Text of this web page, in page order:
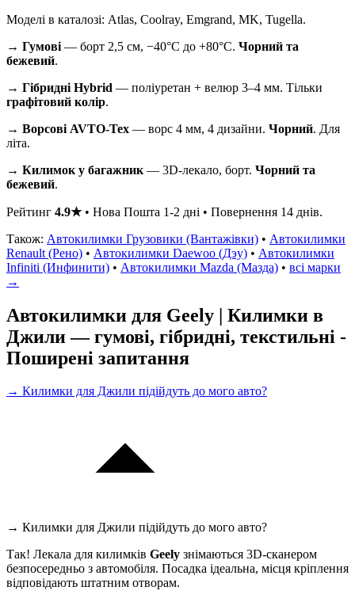
Моделі в каталозі: Atlas, Coolray, Emgrand, MK, Tugella.
→ Гумові — борт 2,5 см, −40°C до +80°C. Чорний та
бежевий.
→ Гібридні Hybrid — поліуретан + велюр 3–4 мм. Тільки
графітовий колір.
→ Ворсові AVTO-Tex — ворс 4 мм, 4 дизайни. Чорний. Для
літа.
→ Килимок у багажник — 3D-лекало, борт. Чорний та
бежевий.
Рейтинг 4.9★• Нова Пошта 1-2 дні • Повернення 14 днів.
Також: Автокилимки Грузовики (Вантажівки) • Автокилимки
Renault (Рено) • Автокилимки Daewoo (Дэу) • Автокилимки
Infiniti (Инфинити) • Автокилимки Mazda (Мазда) • всі марки
→
Автокилимки для Geely | Килимки в
Джили — гумові, гібридні, текстильні -
Поширені запитання
→ Килимки для Джили підійдуть до мого авто?
→ Килимки для Джили підійдуть до мого авто?
Так! Лекала для килимків Geely знімаються 3D-сканером
безпосередньо з автомобіля. Посадка ідеальна, місця кріплення
відповідають штатним отворам.